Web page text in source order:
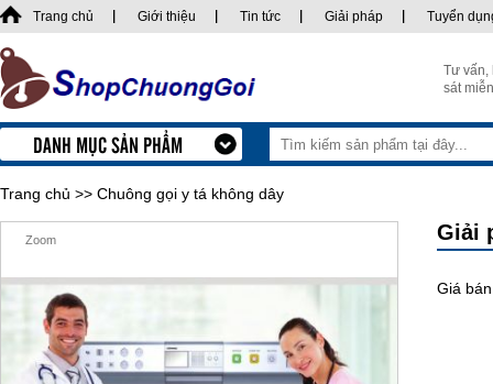
Trang chủ Giới thiệu Tin tức Giải pháp Tuyển
Tư vấn,
sát
DANH MỤC SẢN PHẨM
Trang chủ >> Chuông gọi y tá không dây
Zoom Giải
Giá